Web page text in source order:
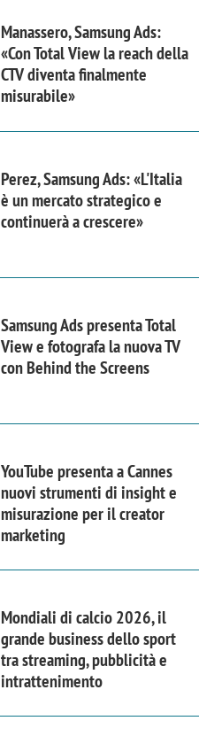
Manassero, Samsung Ads:
«Con Total View la reach della
CTV diventa finalmente
misurabile»
Perez, Samsung Ads: «L'Italia
è un mercato strategico e
continuerà a crescere»
Samsung Ads presenta Total
View e fotografa la nuova TV
con Behind the Screens
YouTube presenta a Cannes
nuovi strumenti di insight e
misurazione per il creator
marketing
Mondiali di calcio 2026, il
grande business dello sport
tra streaming, pubblicità e
intrattenimento